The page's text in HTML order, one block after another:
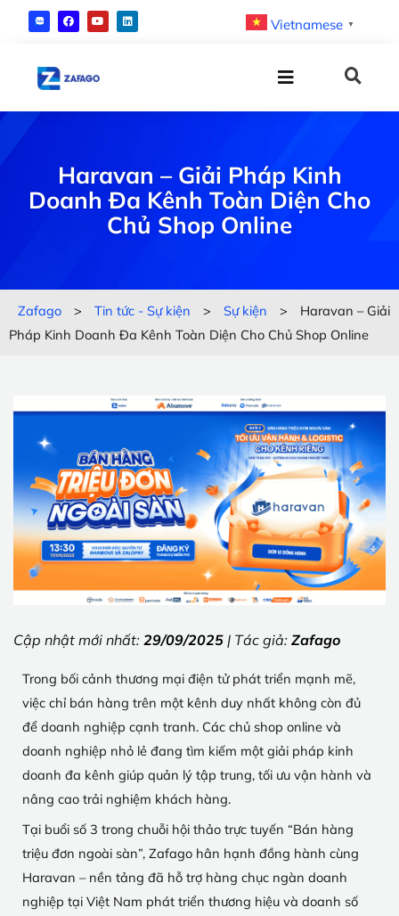
Vietnamese ▼
Haravan – Giải Pháp Kinh
Doanh Đa Kênh Toàn Diện Cho
Chủ Shop Online
Zafago > Tin tức - Sự kiện > Sự kiện >
Haravan – Giải
Pháp Kinh Doanh Đa Kênh Toàn Diện Cho Chủ Shop Online
Cập nhật mới nhất: 29/09/2025 | Tác giả: Zafago
Trong bối cảnh thương mại điện tử phát triển mạnh mẽ,
việc chỉ bán hàng trên một kênh duy nhất không còn đủ
để doanh nghiệp cạnh tranh. Các chủ shop online và
doanh nghiệp nhỏ lẻ đang tìm kiếm một giải pháp kinh
doanh đa kênh giúp quản lý tập trung, tối ưu vận hành và
nâng cao trải nghiệm khách hàng.
Tại buổi số 3 trong chuỗi hội thảo trực tuyến “Bán hàng
triệu đơn ngoài sàn”, Zafago hân hạnh đồng hành cùng
Haravan – nền tảng đã hỗ trợ hàng chục ngàn doanh
nghiệp tại Việt Nam phát triển thương hiệu và doanh số